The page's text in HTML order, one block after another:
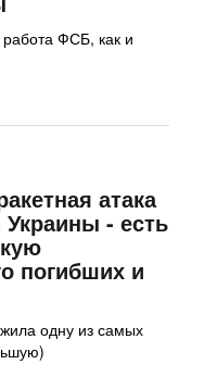
работа ФСБ, как и
атака
- есть
погибших и
одну из самых